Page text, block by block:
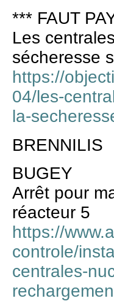
*** FAUT
Les
sécheresse
https://
04/les-
la-
BRENNILIS
BUGEY
Arrêt pour
réacteur 5
https://
controle/
centrales-